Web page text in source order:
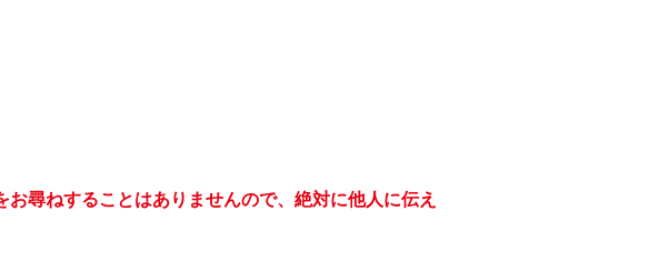
尋ねすることはありませんので、絶対に他人に伝え